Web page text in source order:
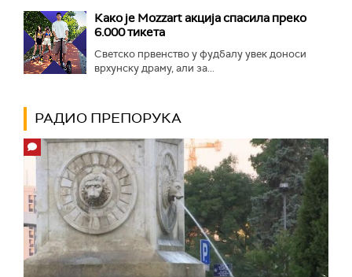
Како је Mozzart акција спасила преко
6.000 тикета
Светско првенство у фудбалу увек доноси
врхунску драму, али за...
РАДИО ПРЕПОРУКА